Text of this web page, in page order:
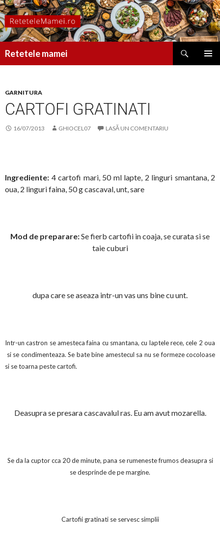
Retetele mamei
GARNITURA
CARTOFI GRATINATI
16/07/2013 GHIOCEL07 LASĂ UN COMENTARIU
Ingrediente: 4 cartofi mari, 50 ml lapte, 2 linguri smantana, 2
oua, 2 linguri faina, 50 g cascaval, unt, sare
Mod de preparare:Se fierb cartofii in coaja, se curata si se
taie cuburi
dupa care se aseaza intr-un vas uns bine cu unt.
Intr-un castron se amesteca faina cu smantana, cu laptele rece, cele 2 oua
si se condimenteaza. Se bate bine amestecul sa nu se formeze cocoloase
si se toarna peste cartofi.
Deasupra se presara cascavalul ras. Eu am avut mozarella.
Se da la cuptor cca 20 de minute, pana se rumeneste frumos deasupra si
se desprinde de pe margine.
Cartofii gratinati se servesc simplii